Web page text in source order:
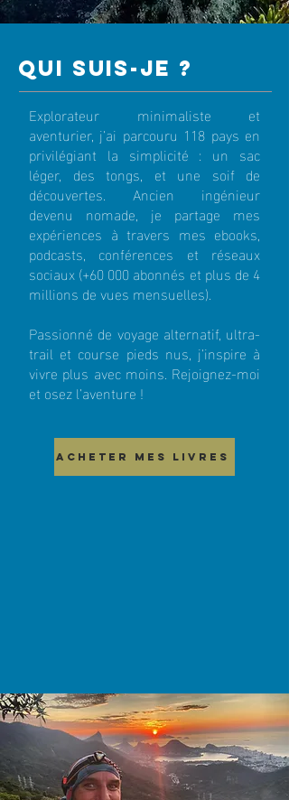
qui suis-je ?
Explorateur minimaliste et
aventurier, j’ai parcouru 118 pays en
privilégiant la simplicité : un sac
léger, des tongs, et une soif de
découvertes. Ancien ingénieur
devenu nomade, je partage mes
expériences à travers mes ebooks,
podcasts, conférences et réseaux
sociaux (+60 000 abonnés et plus de 4
millions de vues mensuelles).
Passionné de voyage alternatif, ultra-
trail et course pieds nus, j’inspire à
vivre plus avec moins. Rejoignez-moi
et osez l’aventure !
ACHETER MES LIVRES